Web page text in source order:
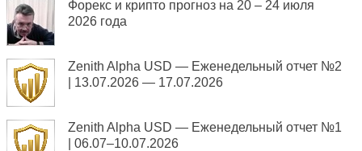
Форекс и крипто прогноз на 20 – 24 июля
2026 года
Zenith Alpha USD — Еженедельный отчет №2
| 13.07.2026 — 17.07.2026
Zenith Alpha USD — Еженедельный отчет №1
| 06.07–10.07.2026